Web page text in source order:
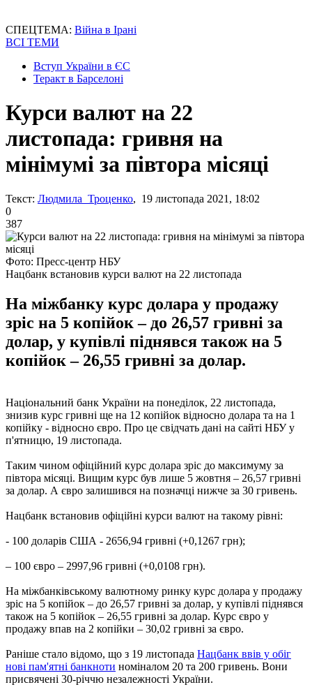
СПЕЦТЕМА: Війна в Ірані
ВСІ ТЕМИ
Вступ України в ЄС
Теракт в Барселоні
Курси валют на 22
листопада: гривня на
мінімумі за півтора місяці
Текст: Людмила Троценко, 19 листопада 2021, 18:02
0
387
Фото: Пресс-центр НБУ
Нацбанк встановив курси валют на 22 листопада
На міжбанку курс долара у продажу
зріс на 5 копійок – до 26,57 гривні за
долар, у купівлі піднявся також на 5
копійок – 26,55 гривні за долар.
Національний банк України на понеділок, 22 листопада,
знизив курс гривні ще на 12 копійок відносно долара та на 1
копійку - відносно євро. Про це свідчать дані на сайті НБУ у
п'ятницю, 19 листопада.
Таким чином офіційний курс долара зріс до максимуму за
півтора місяці. Вищим курс був лише 5 жовтня – 26,57 гривні
за долар. А євро залишився на позначці нижче за 30 гривень.
Нацбанк встановив офіційні курси валют на такому рівні:
- 100 доларів США - 2656,94 гривні (+0,1267 грн);
– 100 євро – 2997,96 гривні (+0,0108 грн).
На міжбанківському валютному ринку курс долара у продажу
зріс на 5 копійок – до 26,57 гривні за долар, у купівлі піднявся
також на 5 копійок – 26,55 гривні за долар. Курс євро у
продажу впав на 2 копійки – 30,02 гривні за євро.
Раніше стало відомо, що з 19 листопада Нацбанк ввів у обіг
нові пам'ятні банкноти номіналом 20 та 200 гривень. Вони
присвячені 30-річчю незалежності України.